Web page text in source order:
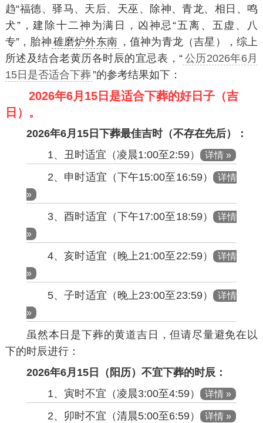
趋“福德、驿马、天后、天巫、除神、青龙、相日、鸣
犬”，建除十二神为满日，凶神忌“五离、五虚、八
专”，胎神 碓磨炉外东南 ，值神为青龙（吉星），综上
所述及结合老黄历各时辰的宜忌表，“ 公历2026年6月
15日是否适合下葬”的参考结果如下：
2026年6月15日是适合下葬的好日子（吉
日）。
2026年6月15日下葬最佳吉时（不存在先后）：
1、丑时适宜（凌晨1:00至2:59）
详情 »
2、申时适宜（下午15:00至16:59）
详情
»
3、酉时适宜（下午17:00至18:59）
详情
»
4、亥时适宜（晚上21:00至22:59）
详情
»
5、子时适宜（晚上23:00至23:59）
详情
»
虽然本日是下葬的黄道吉日，但请尽量避免在以
下的时辰进行：
2026年6月15日（阳历）不宜下葬的时辰：
1、寅时不宜（凌晨3:00至4:59）
详情 »
2、卯时不宜（清晨5:00至6:59） 详情 »